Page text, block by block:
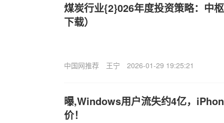
煤炭行业{2}026年度投资策略：中
下载）
中国网推荐 王宁 2026-01-29 19:25:21
曝,Windows用户流失约4亿，
价！